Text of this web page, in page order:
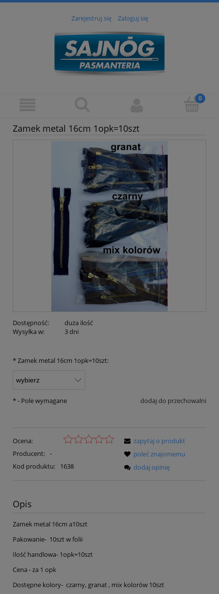
Zarejestruj się Zaloguj się
Zamek metal 16cm 1opk=10szt
Dostępność:
duża ilość
Wysyłka w:
3 dni
*Zamek metal 16cm 1opk=10szt:
dodaj do przechowalni
*- Pole wymagane
Ocena:
Producent: -
Kod produktu:
1638
zapytaj o produkt
poleć znajomemu
dodaj opinię
Opis
Zamek metal 16cm a10szt
Pakowanie- 10szt w folii
Ilość handlowa- 1opk=10szt
Cena - za 1 opk
Dostępne kolory- czarny, granat , mix kolorów 10szt